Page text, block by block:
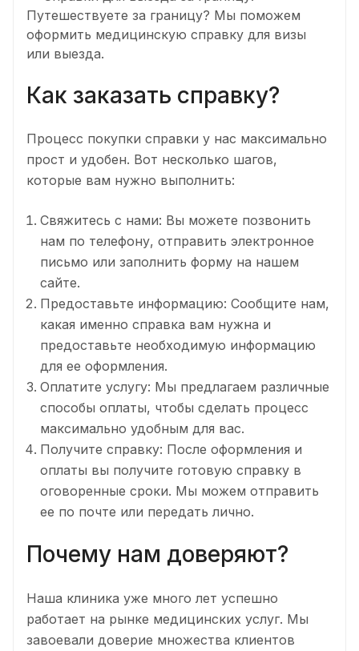
Путешествуете за границу? Мы поможем
оформить медицинскую справку для визы
или выезда.
Как заказать справку?
Процесс покупки справки у нас максимально
прост и удобен. Вот несколько шагов,
которые вам нужно выполнить:
Свяжитесь с нами: Вы можете позвонить
нам по телефону, отправить электронное
письмо или заполнить форму на нашем
сайте.
Предоставьте информацию: Сообщите нам,
какая именно справка вам нужна и
предоставьте необходимую информацию
для ее оформления.
Оплатите услугу: Мы предлагаем различные
способы оплаты, чтобы сделать процесс
максимально удобным для вас.
Получите справку: После оформления и
оплаты вы получите готовую справку в
оговоренные сроки. Мы можем отправить
ее по почте или передать лично.
Почему нам доверяют?
Наша клиника уже много лет успешно
работает на рынке медицинских услуг. Мы
завоевали доверие множества клиентов